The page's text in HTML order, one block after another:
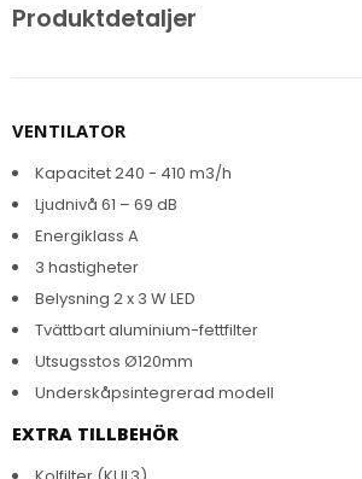
Produktdetaljer
VENTILATOR
Kapacitet 240 - 410 m3/h
Ljudnivå 61 – 69 dB
Energiklass A
3 hastigheter
Belysning 2 x 3 W LED
Tvättbart aluminium-fettfilter
Utsugsstos Ø120mm
Underskåpsintegrerad modell
EXTRA TILLBEHÖR